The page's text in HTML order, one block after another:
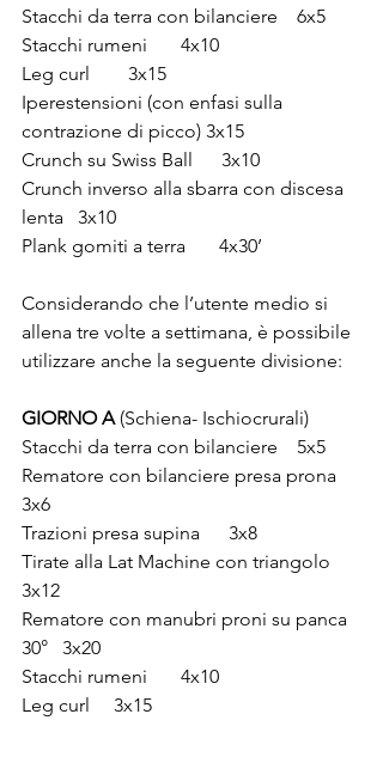
Stacchi da terra con bilanciere
6x5
Stacchi rumeni
4x10
Leg curl
3x15
Iperestensioni (con enfasi sulla
contrazione di picco) 3x15
Crunch su Swiss Ball
3x10
Crunch inverso alla sbarra con discesa
lenta
3x10
Plank gomiti a terra
4x30’
Considerando che l’utente medio si
allena tre volte a settimana, è possibile
utilizzare anche la seguente divisione:
GIORNO A (Schiena- Ischiocrurali)
Stacchi da terra con bilanciere
5x5
Rematore con bilanciere presa prona
3x6
Trazioni presa supina
3x8
Tirate alla Lat Machine con triangolo
3x12
Rematore con manubri proni su panca
30°
3x20
Stacchi rumeni
4x10
Leg curl
3x15